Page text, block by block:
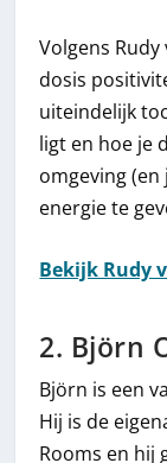
Volgens
dosis
uiteindelijk
ligt en hoe je
omgeving
energie te
Bekijk Rudy
2. Björn
Björn is een
Hij is de
Rooms en hij